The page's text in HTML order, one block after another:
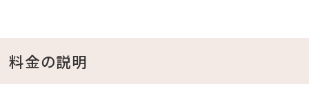
います。
料金の説明